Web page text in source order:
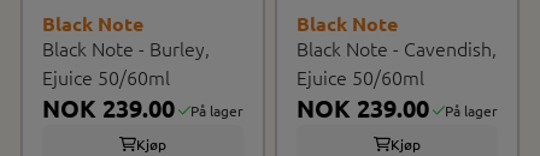
Black Note
Black Note - Burley,
Ejuice 50/60ml
NOK 239.00
På lager
Kjøp
Black Note
Black Note - Cavendish,
Ejuice 50/60ml
NOK 239.00
På lager
Kjøp